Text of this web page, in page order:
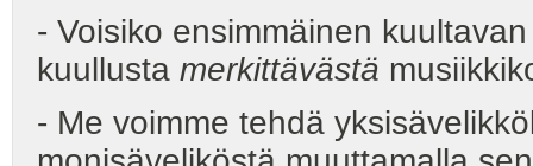
- Voisiko ensimmäinen
kuullusta merkittävästä
- Me voimme tehdä